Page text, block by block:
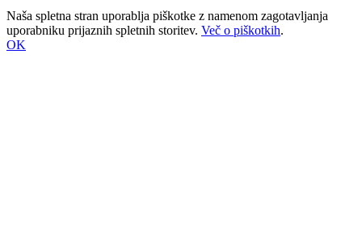
Naša spletna stran uporablja piškotke z namenom zagotavljanja
uporabniku prijaznih spletnih storitev. Več o piškotkih.
OK